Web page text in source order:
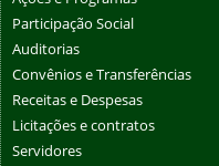
Participação Social
Auditorias
Convênios e Transferências
Receitas e Despesas
Licitações e contratos
Servidores